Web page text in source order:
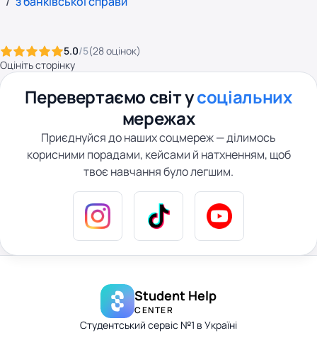
5.0/5(28оцінок)
Оцініть сторінку
Перевертаємо світ усоціальних
мережах
Приєднуйся до наших соцмереж — ділимось
корисними порадами, кейсами й натхненням, щоб
твоє навчання було легшим.
Student Help
CENTER
Студентський сервіс №1 в Україні